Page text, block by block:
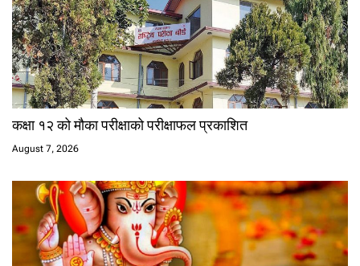
कक्षा १२ को मौका परीक्षाको परीक्षाफल प्रकाशित
August 7, 2026